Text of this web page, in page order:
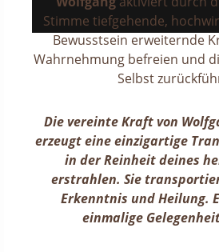
Stimme tiefgehende,
Bewusstsein erweiternde
Wahrnehmung befreien und
Selbst
Die vereinte Kraft von
erzeugt eine einzigartige
in der Reinheit deines
erstrahlen. Sie
Erkenntnis und Heilung.
einmalige